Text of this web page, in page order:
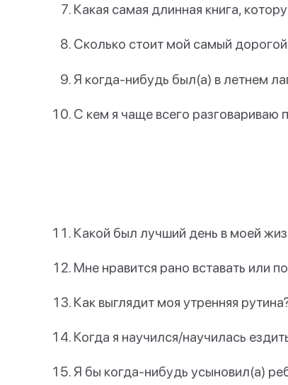
Какая самая длинная книга,
Сколько стоит мой самый
Я когда-нибудь был(а) в летнем
С кем я чаще всего разговариваю
Какой был лучший день в моей
Мне нравится рано вставать или
Как выглядит моя утренняя
Когда я научился/научилась
Я бы когда-нибудь усыновил(а)